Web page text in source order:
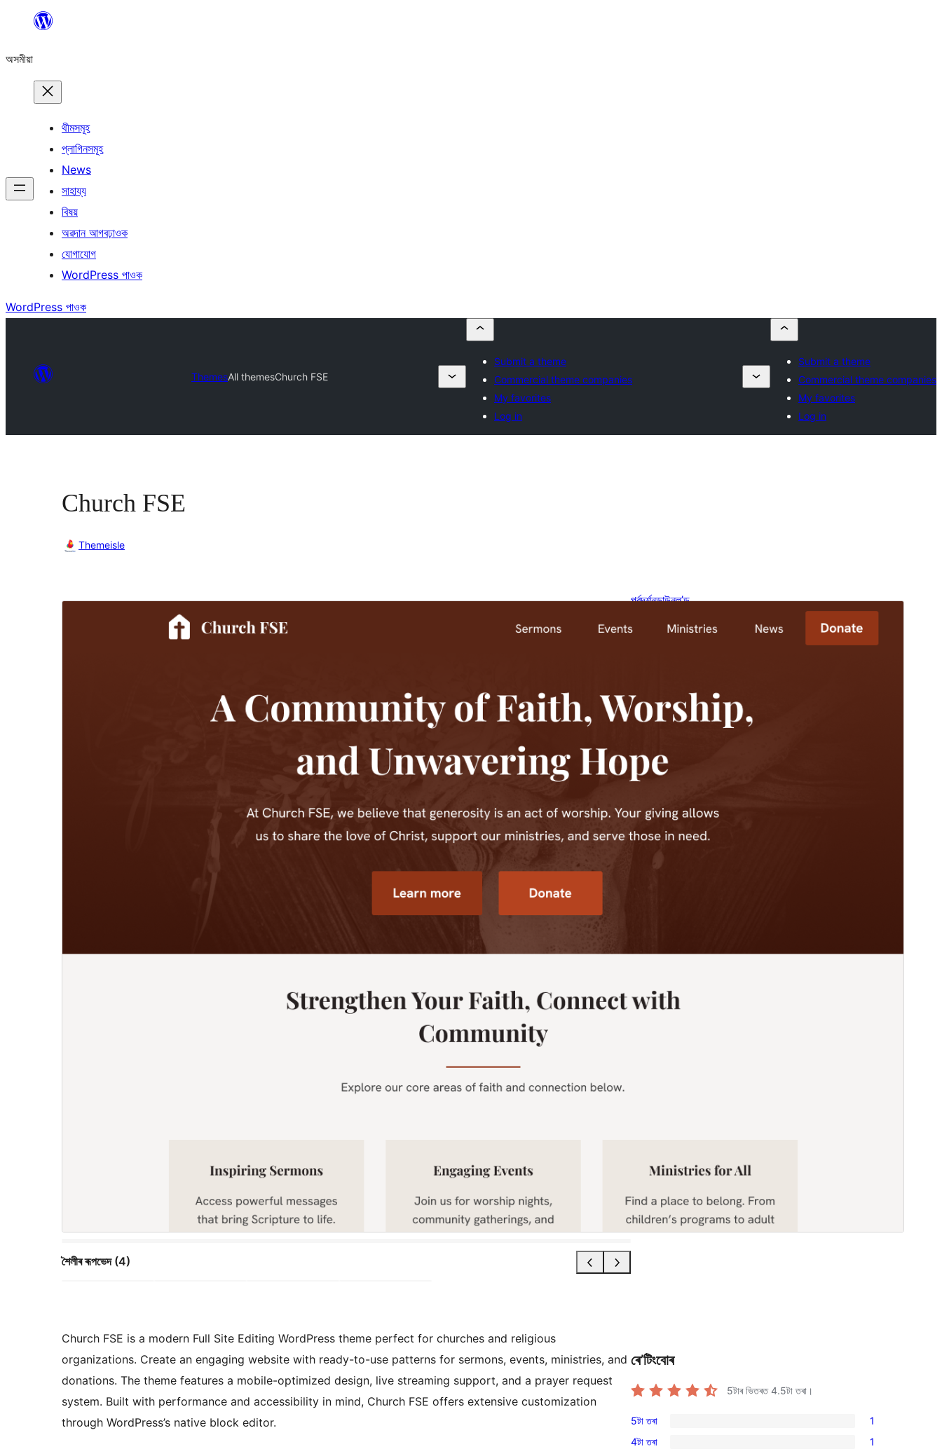
বিষয়বস্তুলৈ
অসমীয়া
থীমসমূহ
প্লাগিনসমূহ
News
সাহায্য
বিষয়
অৱদান আগবঢ়াওক
যোগাযোগ
WordPress পাওক
WordPress পাওক
ThemesAll themesChurch FSE
Submit a theme
Commercial theme companies
My favorites
Log in
Submit a theme
Commercial theme companies
My favorites
Log in
Church FSE
Themeisle
শৈলীৰ ৰূপভেদ (4)
পূৰ্বদৰ্শনডাউনল’ড
Version
1.0.3
মে’ 30, 2025
PHP version
Theme homepage
Church FSE is a modern Full Site Editing WordPress theme perfect for churches and religious
organizations. Create an engaging website with ready-to-use patterns for sermons, events, ministries, and
donations. The theme features a mobile-optimized design, live streaming support, and a prayer request
system. Built with performance and accessibility in mind, Church FSE offers extensive customization
through WordPress’s native block editor.
ৰে’টিংবোৰ
5টাৰ ভিতৰত4.5টা তৰা।
5-
5টা তৰা 1
4টা তৰা 1